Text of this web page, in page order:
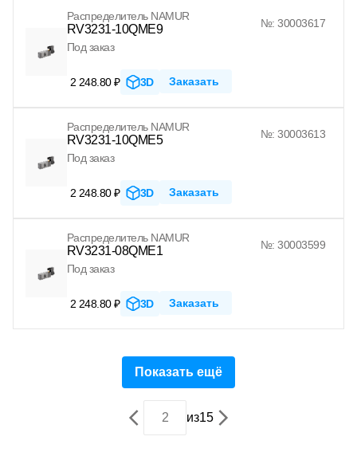
Распределитель NAMUR
RV3231-10QME9
№: 30003617
Под заказ
2 248.80 ₽ 3D Заказать
Распределитель NAMUR
RV3231-10QME5
№: 30003613
Под заказ
2 248.80 ₽ 3D Заказать
Распределитель NAMUR
RV3231-08QME1
№: 30003599
Под заказ
2 248.80 ₽ 3D Заказать
Показать ещё
из15